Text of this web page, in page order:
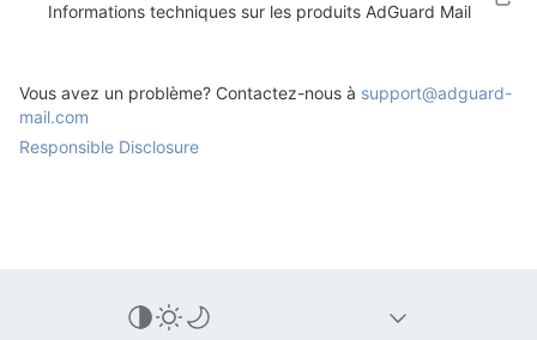
Informations techniques sur les produits AdGuard Mail
Vous avez un problème? Contactez-nous à support@adguard-
mail.com
Responsible Disclosure